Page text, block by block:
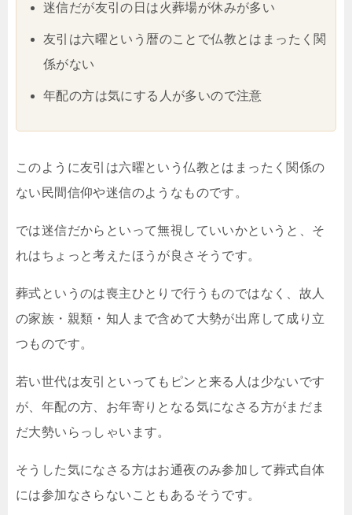
迷信だが友引の日は火葬場が休みが多い
友引は六曜という暦のことで仏教とはまったく関
係がない
年配の方は気にする人が多いので注意
このように友引は六曜という仏教とはまったく関係の
ない民間信仰や迷信のようなものです。
では迷信だからといって無視していいかというと、そ
れはちょっと考えたほうが良さそうです。
葬式というのは喪主ひとりで行うものではなく、故人
の家族・親類・知人まで含めて大勢が出席して成り立
つものです。
若い世代は友引といってもピンと来る人は少ないです
が、年配の方、お年寄りとなる気になさる方がまだま
だ大勢いらっしゃいます。
そうした気になさる方はお通夜のみ参加して葬式自体
には参加なさらないこともあるそうです。